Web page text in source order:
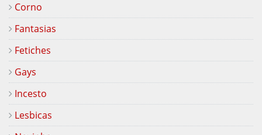
Corno
Fantasias
Fetiches
Gays
Incesto
Lesbicas